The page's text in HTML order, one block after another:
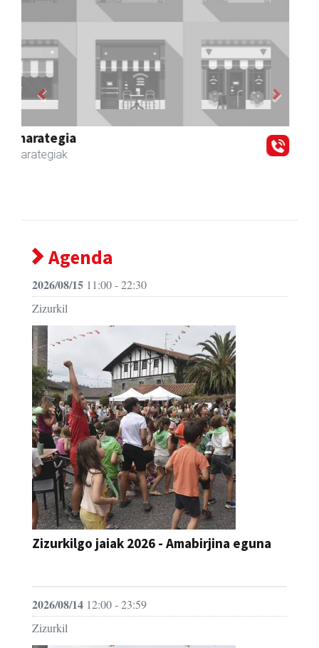
Zizurkilgo Udala
Zizurkil - Udaletxeak
Previous
Agenda
2026/08/1511:00 - 22:30
Zizurkilgo jaiak 2026 - Amabirjina eguna